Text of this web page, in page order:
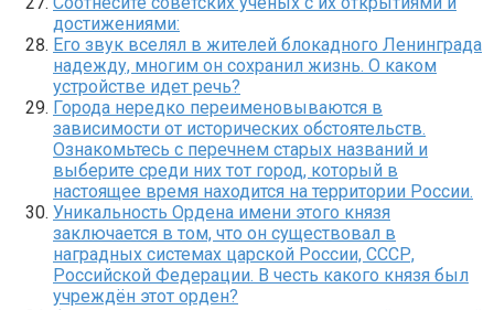
достижениями:
Его звук вселял в жителей блокадного Ленинграда
надежду, многим он сохранил жизнь. О каком
устройстве идет речь?
Города нередко переименовываются в
зависимости от исторических обстоятельств.
Ознакомьтесь с перечнем старых названий и
выберите среди них тот город, который в
настоящее время находится на территории России.
Уникальность Ордена имени этого князя
заключается в том, что он существовал в
наградных системах царской России, СССР,
Российской Федерации. В честь какого князя был
учреждён этот орден?